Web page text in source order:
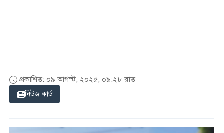
প্রকাশিত: ০৯ আগস্ট, ২০২৫, ০৯:২৮ রাত
নিউজ কার্ড